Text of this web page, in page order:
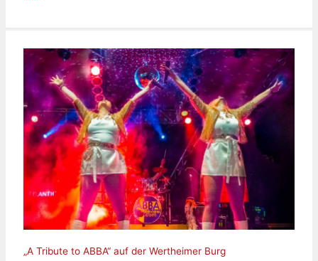
„A Tribute to ABBA“ auf der Wertheimer Burg